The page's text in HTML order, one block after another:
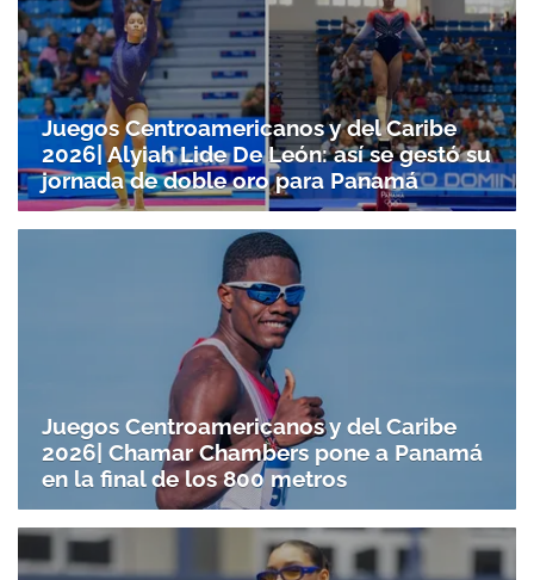
Juegos Centroamericanos y del Caribe
2026| Alyiah Lide De León: así se gestó su
jornada de doble oro para Panamá
Juegos Centroamericanos y del Caribe
2026| Chamar Chambers pone a Panamá
en la final de los 800 metros